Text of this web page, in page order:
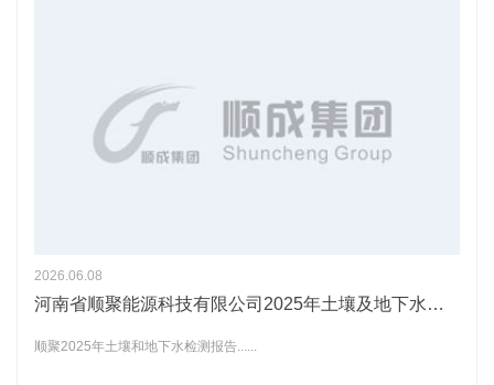
2026.06.08
河南省顺聚能源科技有限公司2025年土壤及地下水自行监测情况公示
顺聚2025年土壤和地下水检测报告......